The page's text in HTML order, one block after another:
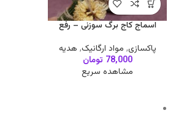
اسماج کاج برگ سوزنی – رفع
پاکسازی, مواد ارگانیک, هدیه
78,000 تومان
مشاهده سریع